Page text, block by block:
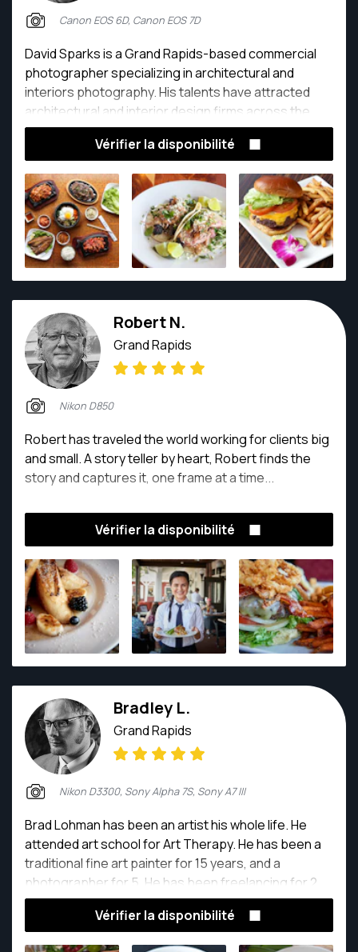
Canon EOS 6D, Canon EOS 7D
David Sparks is a Grand Rapids-based commercial
photographer specializing in architectural and
interiors photography. His talents have attracted
architectural and interior design firms across the
state, as well as the greater Midwest region he
occupies between Chicago and Detroit.
Vérifier la disponibilité
Robert N.
Grand Rapids
Nikon D850
Robert has traveled the world working for clients big
and small. A story teller by heart, Robert finds the
story and captures it, one frame at a time...
Vérifier la disponibilité
Bradley L.
Grand Rapids
Nikon D3300, Sony Alpha 7S, Sony A7 III
Brad Lohman has been an artist his whole life. He
attended art school for Art Therapy. He has been a
traditional fine art painter for 15 years, and a
photographer for 5. He has been freelancing for 2
years as a food and event photographer.
Vérifier la disponibilité